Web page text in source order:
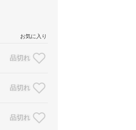
お気に入り
品切れ
品切れ
品切れ